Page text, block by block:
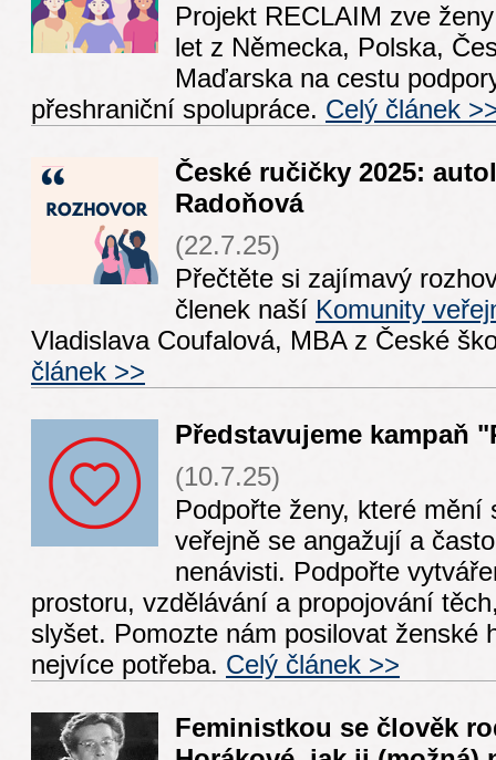
Projekt RECLAIM zve
let z Německa, Polska,
Maďarska na cestu
přeshraniční spolupráce. Celý článek
České ručičky 2025:
Radoňová
(22.7.25)
Přečtěte si zajímavý
členek naší Komunity
Vladislava Coufalová, MBA z České
článek >>
Představujeme kampaň
(10.7.25)
Podpořte ženy, které mění
veřejně se angažují a
nenávisti. Podpořte
prostoru, vzdělávání a propojování
slyšet. Pomozte nám posilovat ženské
nejvíce potřeba. Celý článek >>
Feministkou se člověk